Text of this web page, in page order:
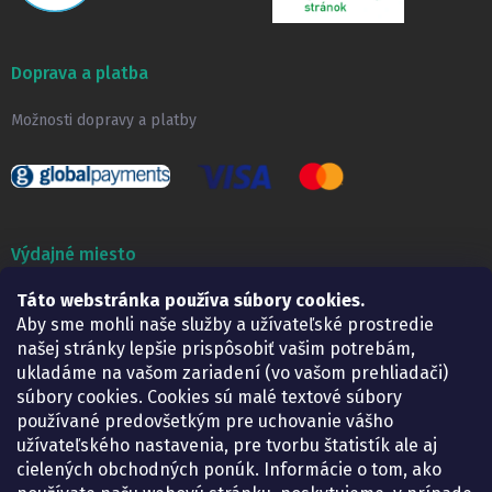
Táto webstránka používa súbory cookies.
Aby sme mohli naše služby a užívateľské prostredie
našej stránky lepšie prispôsobiť vašim potrebám,
ukladáme na vašom zariadení (vo vašom prehliadači)
súbory cookies. Cookies sú malé textové súbory
používané predovšetkým pre uchovanie vášho
užívateľského nastavenia, pre tvorbu štatistík ale aj
cielených obchodných ponúk. Informácie o tom, ako
Doprava a platba
Možnosti dopravy a platby
Výdajné miesto
Lekáreň ADONAI
Košice – Smetanova 2
Pondelok:
07.30 – 15.30 h.
Utorok:
07.30 – 16.00 h.
Streda:
07.30 – 16.00 h.
Štvrtok:
07.30 – 15.30 h.
Piatok:
07.30 – 15.30 h.
KONTAKT